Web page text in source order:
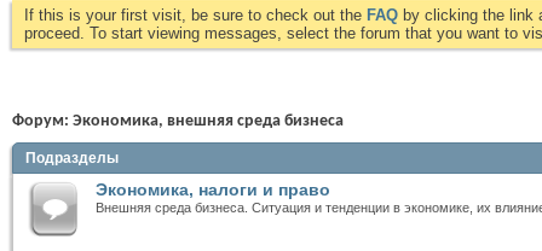
If this is your first visit, be sure to check out the FAQ by clicking the link
proceed. To start viewing messages, select the forum that you want to
Форум: Экономика, внешняя среда бизнеса
Подразделы
Экономика, налоги и право
Внешняя среда бизнеса. Ситуация и тенденции в экономике, их